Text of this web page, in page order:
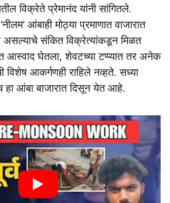
विक्रेते प्रेमानंद यांनी सांगितले.
आंबाही मोठ्या प्रमाणात वाजारात
असल्याचे संकित विक्रेत्यांकडून मिळत
आस्वाद घेतला, शेवटच्या टप्प्यात तर अनेक
विशेष आकर्गणही राहिले नव्हते. सध्या
हा आंबा बाजारात दिसून येत आहे.